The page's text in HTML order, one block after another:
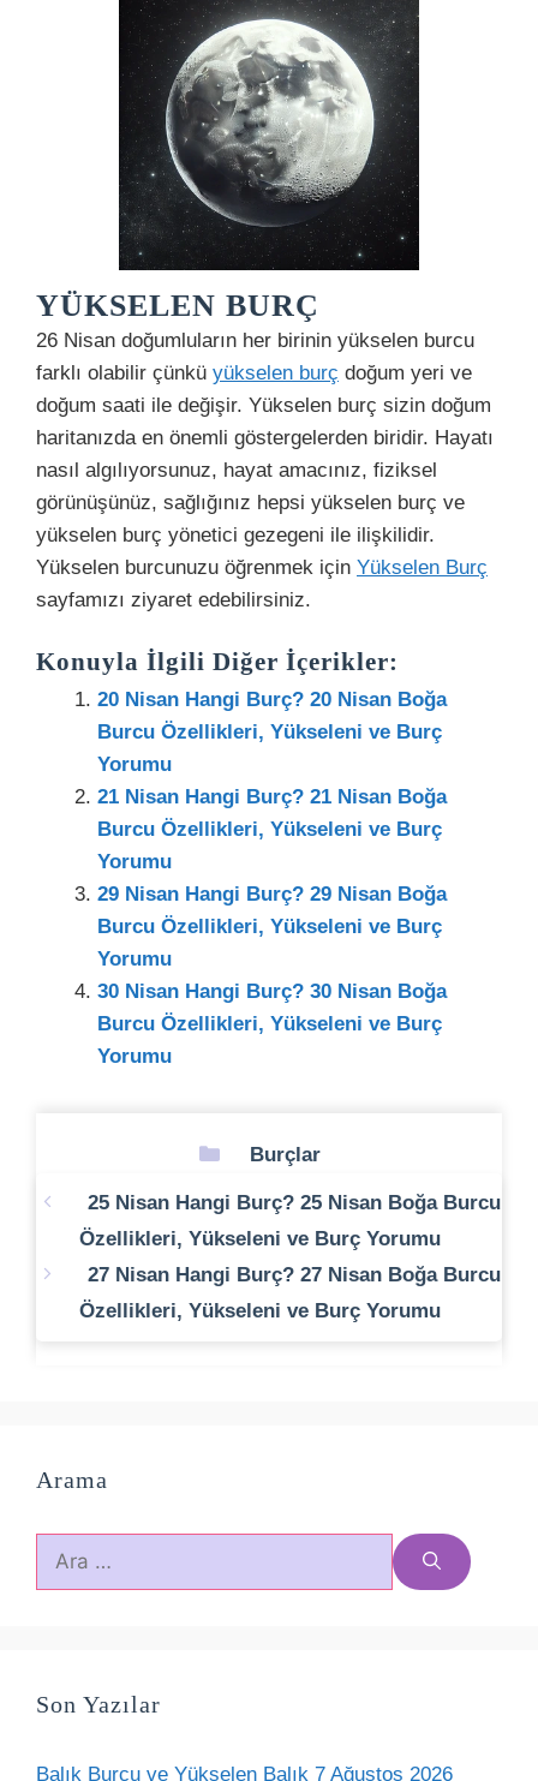
YÜKSELEN BURÇ
26 Nisan doğumluların her birinin yükselen burcu
farklı olabilir çünkü yükselen burç doğum yeri ve
doğum saati ile değişir. Yükselen burç sizin doğum
haritanızda en önemli göstergelerden biridir. Hayatı
nasıl algılıyorsunuz, hayat amacınız, fiziksel
görünüşünüz, sağlığınız hepsi yükselen burç ve
yükselen burç yönetici gezegeni ile ilişkilidir.
Yükselen burcunuzu öğrenmek için Yükselen Burç
sayfamızı ziyaret edebilirsiniz.
Konuyla İlgili Diğer İçerikler:
20 Nisan Hangi Burç? 20 Nisan Boğa
Burcu Özellikleri, Yükseleni ve Burç
Yorumu
21 Nisan Hangi Burç? 21 Nisan Boğa
Burcu Özellikleri, Yükseleni ve Burç
Yorumu
29 Nisan Hangi Burç? 29 Nisan Boğa
Burcu Özellikleri, Yükseleni ve Burç
Yorumu
30 Nisan Hangi Burç? 30 Nisan Boğa
Burcu Özellikleri, Yükseleni ve Burç
Yorumu
Kategoriler
Burçlar
25 Nisan Hangi Burç? 25 Nisan Boğa Burcu
Özellikleri, Yükseleni ve Burç Yorumu
27 Nisan Hangi Burç? 27 Nisan Boğa Burcu
Özellikleri, Yükseleni ve Burç Yorumu
Arama
için
Son Yazılar
Balık Burcu ve Yükselen Balık 7 Ağustos 2026